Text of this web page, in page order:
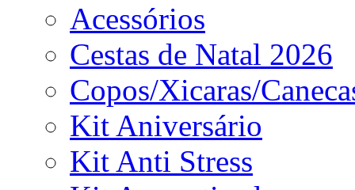
Acessórios
Cestas de Natal 2026
Copos/Xicaras/
Kit Aniversário
Kit Anti Stress